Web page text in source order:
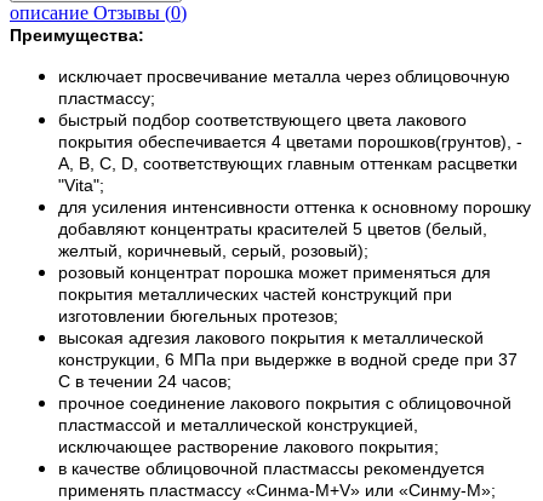
описание Отзывы (0)
Преимущества:
исключает просвечивание металла через облицовочную
пластмассу;
быстрый подбор соответствующего цвета лакового
покрытия обеспечивается 4 цветами порошков(грунтов), -
A, B, C, D, соответствующих главным оттенкам расцветки
"Vita";
для усиления интенсивности оттенка к основному порошку
добавляют концентраты красителей 5 цветов (белый,
желтый, коричневый, серый, розовый);
розовый концентрат порошка может применяться для
покрытия металлических частей конструкций при
изготовлении бюгельных протезов;
высокая адгезия лакового покрытия к металлической
конструкции, 6 МПа при выдержке в водной среде при 37
С в течении 24 часов;
прочное соединение лакового покрытия с облицовочной
пластмассой и металлической конструкцией,
исключающее растворение лакового покрытия;
в качестве облицовочной пластмассы рекомендуется
применять пластмассу «Синма-М+V» или «Синму-М»;